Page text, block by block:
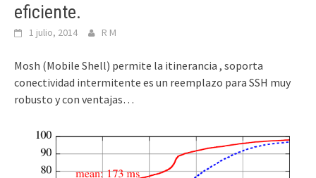
eficiente.
1 julio, 2014 R M
Mosh (Mobile Shell) permite la itinerancia , soporta
conectividad intermitente es un reemplazo para SSH muy
robusto y con ventajas…